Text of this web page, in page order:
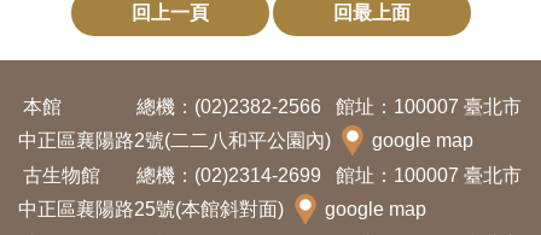
回上一頁 回最上面
本館 總機：(02)2382-2566
館址：100007 臺北市
中正區襄陽路2號(二二八和平公園內)
google map
古生物館
總機：(02)2314-2699
館址：100007 臺北市
中正區襄陽路25號(本館斜對面)
google map